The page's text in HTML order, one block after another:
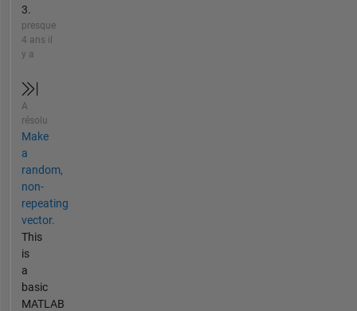
3.
presque
4 ans il
y a
A
résolu
Make
a
random,
non-
repeating
vector.
This
is
a
basic
MATLAB